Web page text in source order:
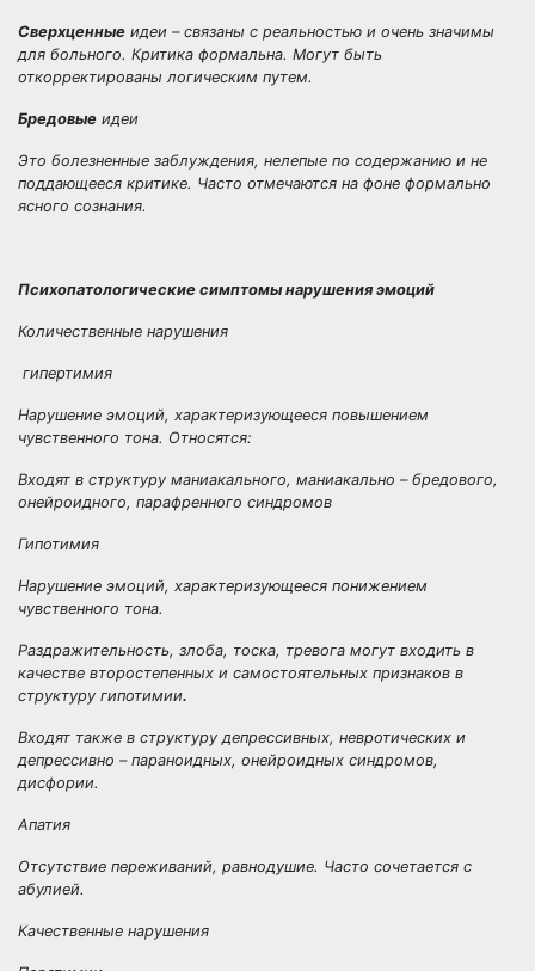
Сверхценные идеи – связаны с реальностью и очень значимы
для больного. Критика формальна. Могут быть
откорректированы логическим путем.
Бредовые идеи
Это болезненные заблуждения, нелепые по содержанию и не
поддающееся критике. Часто отмечаются на фоне формально
ясного сознания.
Психопатологические симптомы нарушения эмоций
Количественные нарушения
гипертимия
Нарушение эмоций, характеризующееся повышением
чувственного тона. Относятся:
Входят в структуру маниакального, маниакально – бредового,
онейроидного, парафренного синдромов
Гипотимия
Нарушение эмоций, характеризующееся понижением
чувственного тона.
Раздражительность, злоба, тоска, тревога могут входить в
качестве второстепенных и самостоятельных признаков в
структуру гипотимии.
Входят также в структуру депрессивных, невротических и
депрессивно – параноидных, онейроидных синдромов,
дисфории.
Апатия
Отсутствие переживаний, равнодушие. Часто сочетается с
абулией.
Качественные нарушения